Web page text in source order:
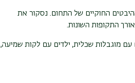
החוקיים של התחום. נסקור את
התקופות השונות.
עם מוגבלות שכלית, ילדים עם לקות שמיעה,